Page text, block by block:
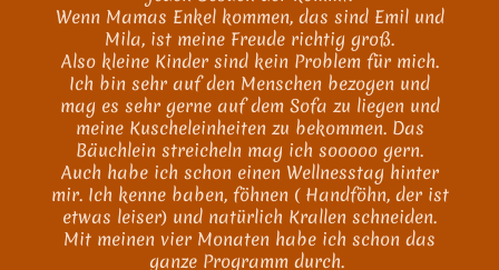
Wenn Mamas Enkel kommen, das sind Emil und
Mila, ist meine Freude richtig groß.
Also kleine Kinder sind kein Problem für mich.
Ich bin sehr auf den Menschen bezogen und
mag es sehr gerne auf dem Sofa zu liegen und
meine Kuscheleinheiten zu bekommen. Das
Bäuchlein streicheln mag ich sooooo gern.
Auch habe ich schon einen Wellnesstag hinter
mir. Ich kenne baben, föhnen ( Handföhn, der ist
etwas leiser) und natürlich Krallen schneiden.
Mit meinen vier Monaten habe ich schon das
ganze Programm durch.